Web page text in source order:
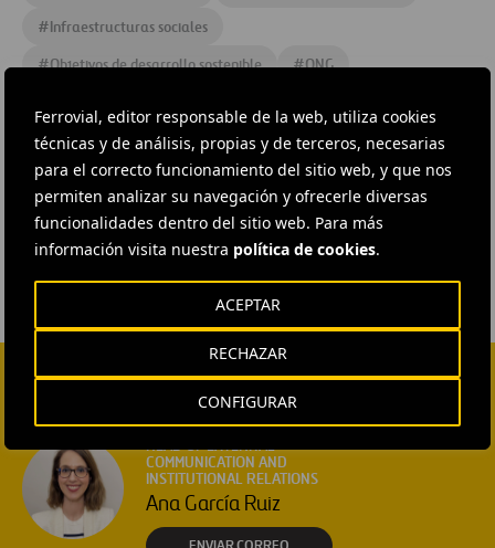
Ferrovial, editor responsable de la web, utiliza cookies
técnicas y de análisis, propias y de terceros, necesarias
para el correcto funcionamiento del sitio web, y que nos
permiten analizar su navegación y ofrecerle diversas
funcionalidades dentro del sitio web. Para más
información visita nuestra política de cookies.
CONFIGURAR
RECHAZAR
ACEPTAR
#Infraestructuras sociales
#Objetivos de desarrollo sostenible #ONG
#Responsabilidad social corporativa #Solidaridad
#Valor Social #Voluntariado #Perú #Lima
#
Ferrovial
CONTACTA CON NOSOTROS
HEAD OF EXTERNAL
COMMUNICATION AND
INSTITUTIONAL RELATIONS
Ana García Ruiz